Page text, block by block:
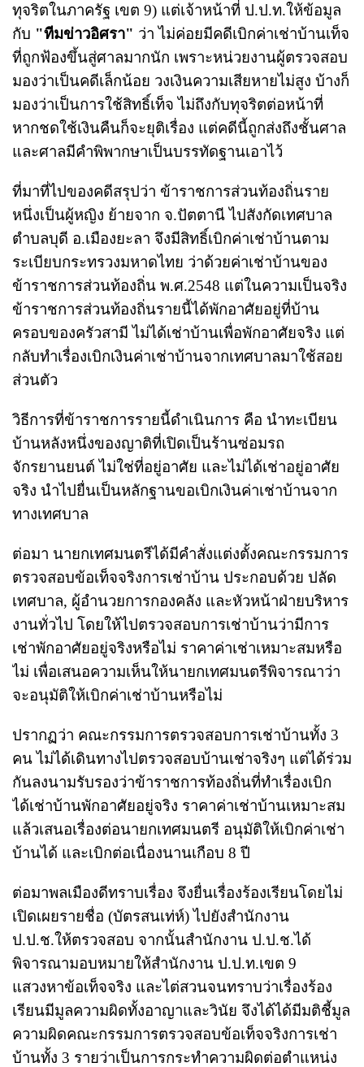
ทุจริตในภาครัฐ เขต 9) แต่เจ้าหน้าที่ ป.ป.ท.ให้ข้อมูล
กับ "ทีมข่าวอิศรา" ว่า ไม่ค่อยมีคดีเบิกค่าเช่าบ้านเท็จ
ที่ถูกฟ้องขึ้นสู่ศาลมากนัก เพราะหน่วยงานผู้ตรวจสอบ
มองว่าเป็นคดีเล็กน้อย วงเงินความเสียหายไม่สูง บ้างก็
มองว่าเป็นการใช้สิทธิ์เท็จ ไม่ถึงกับทุจริตต่อหน้าที่
หากชดใช้เงินคืนก็จะยุติเรื่อง แต่คดีนี้ถูกส่งถึงชั้นศาล
และศาลมีคำพิพากษาเป็นบรรทัดฐานเอาไว้
ที่มาที่ไปของคดีสรุปว่า ข้าราชการส่วนท้องถิ่นราย
หนึ่งเป็นผู้หญิง ย้ายจาก จ.ปัตตานี ไปสังกัดเทศบาล
ตำบลบุดี อ.เมืองยะลา จึงมีสิทธิ์เบิกค่าเช่าบ้านตาม
ระเบียบกระทรวงมหาดไทย ว่าด้วยค่าเช่าบ้านของ
ข้าราชการส่วนท้องถิ่น พ.ศ.2548 แต่ในความเป็นจริง
ข้าราชการส่วนท้องถิ่นรายนี้ได้พักอาศัยอยู่ที่บ้าน
ครอบของครัวสามี ไม่ได้เช่าบ้านเพื่อพักอาศัยจริง แต่
กลับทำเรื่องเบิกเงินค่าเช่าบ้านจากเทศบาลมาใช้สอย
ส่วนตัว
วิธีการที่ข้าราชการรายนี้ดำเนินการ คือ นำทะเบียน
บ้านหลังหนึ่งของญาติที่เปิดเป็นร้านซ่อมรถ
จักรยานยนต์ ไม่ใช่ที่อยู่อาศัย และไม่ได้เช่าอยู่อาศัย
จริง นำไปยื่นเป็นหลักฐานขอเบิกเงินค่าเช่าบ้านจาก
ทางเทศบาล
ต่อมา นายกเทศมนตรีได้มีคำสั่งแต่งตั้งคณะกรรมการ
ตรวจสอบข้อเท็จจริงการเช่าบ้าน ประกอบด้วย ปลัด
เทศบาล, ผู้อำนวยการกองคลัง และหัวหน้าฝ่ายบริหาร
งานทั่วไป โดยให้ไปตรวจสอบการเช่าบ้านว่ามีการ
เช่าพักอาศัยอยู่จริงหรือไม่ ราคาค่าเช่าเหมาะสมหรือ
ไม่ เพื่อเสนอความเห็นให้นายกเทศมนตรีพิจารณาว่า
จะอนุมัติให้เบิกค่าเช่าบ้านหรือไม่
ปรากฏว่า คณะกรรมการตรวจสอบการเช่าบ้านทั้ง 3
คน ไม่ได้เดินทางไปตรวจสอบบ้านเช่าจริงๆ แต่ได้ร่วม
กันลงนามรับรองว่าข้าราชการท้องถิ่นที่ทำเรื่องเบิก
ได้เช่าบ้านพักอาศัยอยู่จริง ราคาค่าเช่าบ้านเหมาะสม
แล้วเสนอเรื่องต่อนายกเทศมนตรี อนุมัติให้เบิกค่าเช่า
บ้านได้ และเบิกต่อเนื่องนานเกือบ 8 ปี
ต่อมาพลเมืองดีทราบเรื่อง จึงยื่นเรื่องร้องเรียนโดยไม่
เปิดเผยรายชื่อ (บัตรสนเท่ห์) ไปยังสำนักงาน
ป.ป.ช.ให้ตรวจสอบ จากนั้นสำนักงาน ป.ป.ช.ได้
พิจารณามอบหมายให้สำนักงาน ป.ป.ท.เขต 9
แสวงหาข้อเท็จจริง และไต่สวนจนทราบว่าเรื่องร้อง
เรียนมีมูลความผิดทั้งอาญาและวินัย จึงได้ได้มีมติชี้มูล
ความผิดคณะกรรมการตรวจสอบข้อเท็จจริงการเช่า
บ้านทั้ง 3 รายว่าเป็นการกระทำความผิดต่อตำแหน่ง